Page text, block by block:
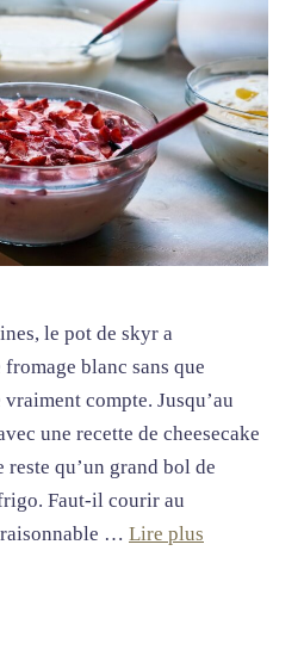
le pot de skyr a
blanc sans que
vraiment compte. Jusqu’au
une recette de cheesecake
qu’un grand bol de
Faut-il courir au
raisonnable … Lire plus